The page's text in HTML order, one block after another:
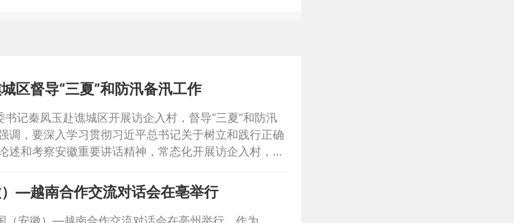
区督导“三夏”和防汛备汛工作
书记秦凤玉赴谯城区开展访企入村，督导“三夏”和防汛
调，要深入学习贯彻习近平总书记关于树立和践行正确
述和考察安徽重要讲话精神，常态化开展访企入村，全
—越南合作交流对话会在亳举行